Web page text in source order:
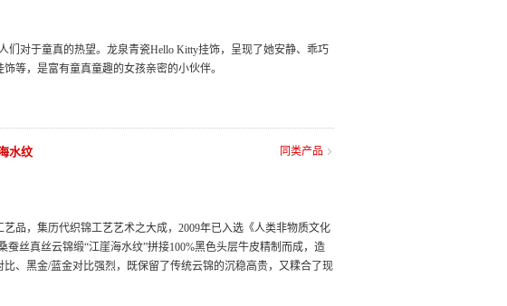
们对于童真的热望。龙泉青瓷Hello Kitty挂饰，呈现了她安静、乖巧
等，是富有童真童趣的女孩亲密的小伙伴。
水纹
同类产品
品，集历代织锦工艺艺术之大成，2009年已入选《人类非物质文化
蚕丝真丝云锦缎“江崖海水纹”拼接100%黑色头层牛皮精制而成，造
、黑金/蓝金对比强烈，既保留了传统云锦的沉稳高贵，又糅合了现